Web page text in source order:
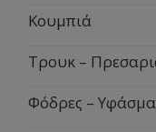
Κουμπιά
Τρουκ –
Φόδρες –